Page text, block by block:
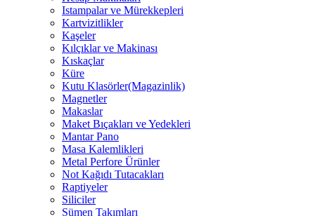
Istampalar ve Mürekkepleri
Kartvizitlikler
Kaşeler
Kılçıklar ve Makinası
Kıskaçlar
Küre
Kutu Klasörler(Magazinlik)
Magnetler
Makaslar
Maket Bıçakları ve Yedekleri
Mantar Pano
Masa Kalemlikleri
Metal Perfore Ürünler
Not Kağıdı Tutacakları
Raptiyeler
Siliciler
Sümen Takımları